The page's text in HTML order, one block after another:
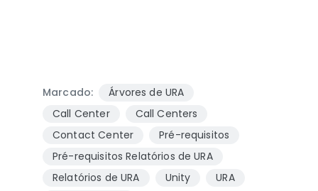
Marcado:
Árvores de URA
Call Center
Call Centers
Contact Center
Pré-requisitos
Pré-requisitos Relatórios de URA
Relatórios de URA
Unity
URA